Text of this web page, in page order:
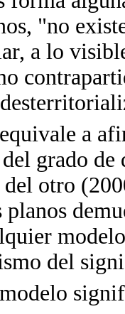
"no
a lo
a
grado
del otro
planos
del